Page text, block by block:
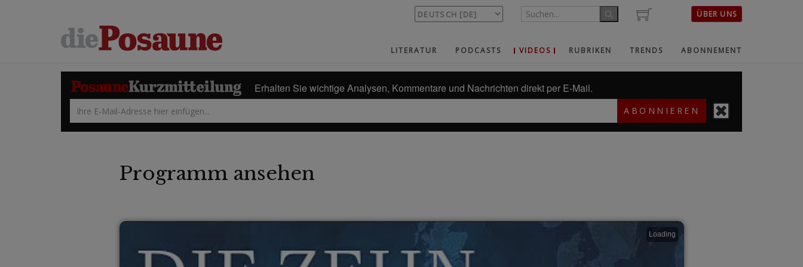
ÜBER UNS
LITERATUR PODCASTS VIDEOS RUBRIKEN TRENDS ABONNEMENT
Erhalten Sie wichtige Analysen, Kommentare und Nachrichten direkt per E-Mail.
ABONNIEREN
Programm ansehen
Loading